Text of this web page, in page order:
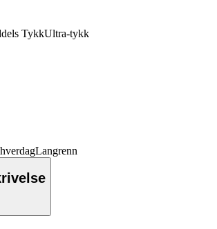
TykkUltra-tykk
Langrenn